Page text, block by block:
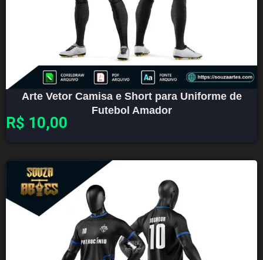
Arte Vetor Camisa e Short para Uniforme de
Futebol Amador
R$ 10,00